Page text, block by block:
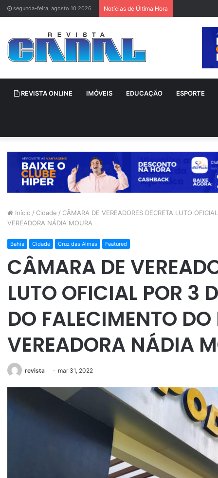
segunda-feira, agosto 10 2026 Notícias de Última Hora
REVISTA ONLINE IMÓVEIS EDUCAÇÃO ESPORTE
Início / Cidade / CÂMARA DE VEREADORES DECRETA LUTO
VEREADORA NÁDIA MOURA
Bahia Cidade Cruz das Almas Featured
CÂMARA DE
LUTO OFICIAL POR 3
DO FALECIMENTO
VEREADORA NÁDIA
revista mar 31, 2022